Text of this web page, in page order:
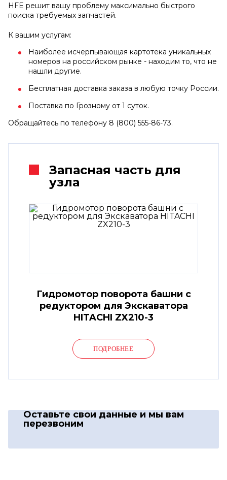
HFE решит вашу проблему максимально быстрого
поиска требуемых запчастей.
К вашим услугам:
Наиболее исчерпывающая картотека уникальных
номеров на российском рынке - находим то, что не
нашли другие.
Бесплатная доставка заказа в любую точку России.
Поставка по Грозному от 1 суток.
Обращайтесь по телефону 8 (800) 555-86-73.
Запасная часть для
узла
Гидромотор поворота башни с
редуктором для Экскаватора
HITACHI ZX210-3
ПОДРОБНЕЕ
Оставьте свои данные и мы вам
перезвоним